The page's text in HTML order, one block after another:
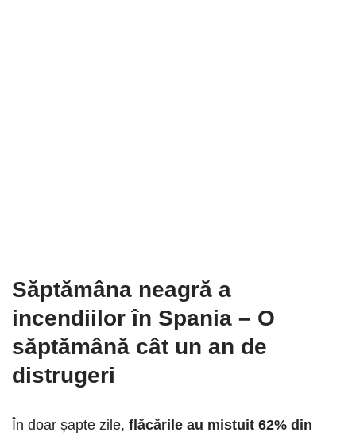
Săptămâna neagră a
incendiilor în Spania – O
săptămână cât un an de
distrugeri
În doar șapte zile, flăcările au mistuit 62% din